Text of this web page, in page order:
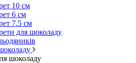
10 см
6 см
7.5 см
для шоколаду
шоколаду